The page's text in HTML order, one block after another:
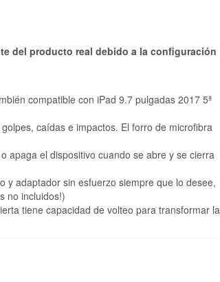
del producto real debido a la configuración
compatible con iPad 9.7 pulgadas 2017 5ª
caídas e impactos. El forro de microfibra
apaga el dispositivo cuando se abre y se cierra
y adaptador sin esfuerzo siempre que lo desee,
no incluidos!)
tiene capacidad de volteo para transformar la